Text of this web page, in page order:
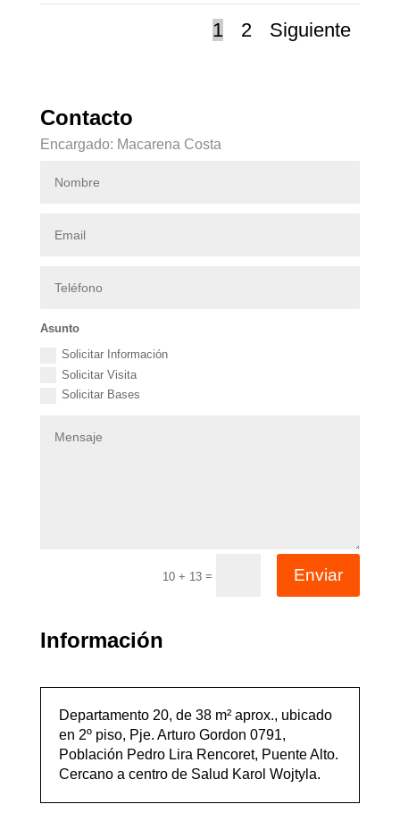
1 2 Siguiente
Contacto
Encargado: Macarena Costa
Asunto
Solicitar Información
Solicitar Visita
Solicitar Bases
10 + 13 = Enviar
Información
Departamento 20, de 38 m² aprox., ubicado
en 2º piso, Pje. Arturo Gordon 0791,
Población Pedro Lira Rencoret, Puente Alto.
Cercano a centro de Salud Karol Wojtyla.